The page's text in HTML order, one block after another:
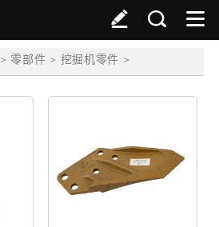
>零部件 > 挖掘机零件 >